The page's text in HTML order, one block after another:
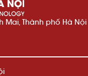
Mai, Thành phố Hà Nội